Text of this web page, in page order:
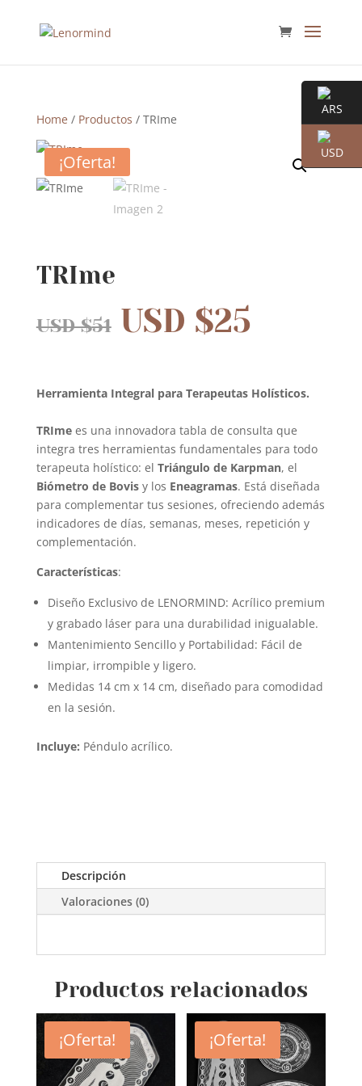
Home / Productos / TRIme
¡Oferta!
TRIme
USD $51 USD $25
Herramienta Integral para Terapeutas Holísticos.
TRImees una innovadora tabla de consulta que
integra tres herramientas fundamentales para todo
terapeuta holístico: el Triángulo de Karpman, el
Biómetro de Bovisy los Eneagramas. Está diseñada
para complementar tus sesiones, ofreciendo además
indicadores de días, semanas, meses, repetición y
complementación.
Características:
Diseño Exclusivo de LENORMIND: Acrílico premium
y grabado láser para una durabilidad inigualable.
Mantenimiento Sencillo y Portabilidad: Fácil de
limpiar, irrompible y ligero.
Medidas 14 cm x 14 cm, diseñado para comodidad
en la sesión.
Incluye: Péndulo acrílico.
Descripción
Valoraciones (0)
Productos relacionados
¡Oferta! ¡Oferta!